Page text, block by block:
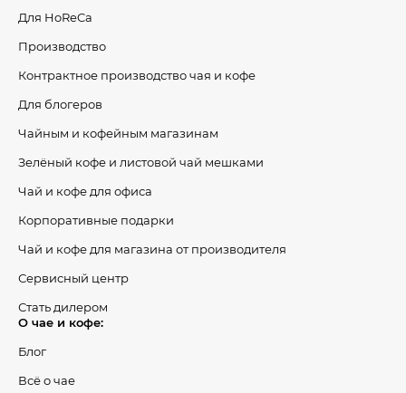
Для HoReCa
Производство
Контрактное производство чая и кофе
Для блогеров
Чайным и кофейным магазинам
Зелёный кофе и листовой чай мешками
Чай и кофе для офиса
Корпоративные подарки
Чай и кофе для магазина от производителя
Сервисный центр
Стать дилером
О чае и кофе:
Блог
Всё о чае